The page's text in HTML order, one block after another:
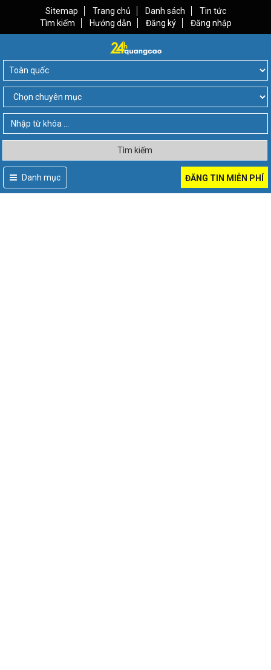
Sitemap Trang chủ Danh sách
Tin tức
Tìm kiếm
Hướng dẫn Đăng ký Đăng nhập
Tìm kiếm
Danh mục ĐĂNG TIN MIỄN PHÍ